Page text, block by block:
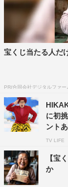
宝くじ当たる人だ
PR(合同会社デジタルファー
に初
ント
TV LIFE
【宝
か